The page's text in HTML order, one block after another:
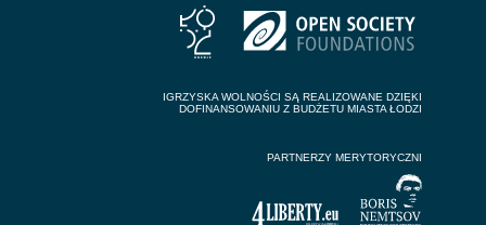
IGRZYSKA WOLNOŚCI SĄ REALIZOWANE DZIĘKI
DOFINANSOWANIU Z BUDŻETU MIASTA ŁODZI
PARTNERZY MERYTORYCZNI